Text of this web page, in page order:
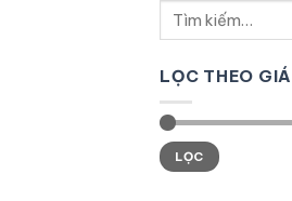
Tìm
kiếm:
LỌC THEO GIÁ
Giá
tối
thiểu
Giá
tối
đa
LỌC